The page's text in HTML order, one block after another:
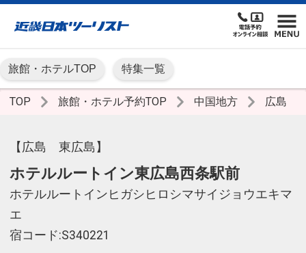
旅館・ホテルTOP 特集一覧
TOP 旅館・ホテル予約TOP 中国地方 広島
【広島 東広島】
ホテルルートイン東広島西条駅前
ホテルルートインヒガシヒロシマサイジョウエキマ
エ
宿コード:S340221